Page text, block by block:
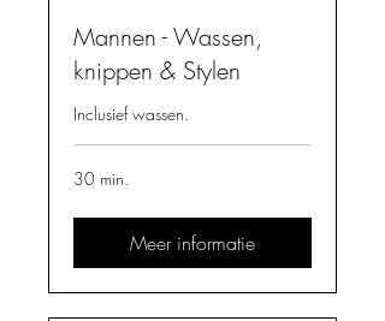
Mannen - Wassen,
knippen & Stylen
Inclusief wassen.
30 min.
Meer informatie